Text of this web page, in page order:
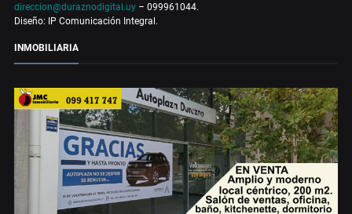
direccion@duraznodigital.uy – 099961044.
Diseño: IP Comunicación Integral.
INMOBILIARIA